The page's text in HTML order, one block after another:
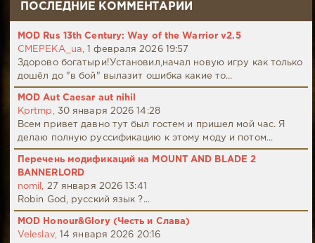
ПОСЛЕДНИЕ КОММЕНТАРИИ
MOD Rus 13th Century: Way of the Warrior v2.5
CMEPEKA_ua,
1 февраля 2026 19:57
Здорово богатыри!Установил,начал новую игру как только
дошёл до "в бой" вылазит ошибка какие то...
MOD Aut Caesar aut nihil
Kprtmp,
30 января 2026 14:28
Всем привет давно тут был гостем и пришел мой час. Я
делаю полную руссификацию к этому моду и потом...
Перечень модификаций на MOUNT AND BLADE 2
BANNERLORD
nomil,
27 января 2026 13:41
Robin God, русский язык ?...
MOD Honour&Glory (Честь и Слава)
Veleslav,
14 января 2026 20:16